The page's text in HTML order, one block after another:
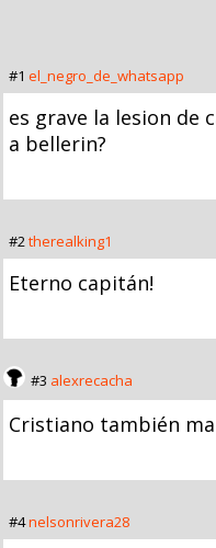
#1 el_negro_de_whatsapp
es grave la lesion de
a bellerin?
#2therealking1
Eterno capitán!
#3 alexrecacha
Cristiano también
#4nelsonrivera28